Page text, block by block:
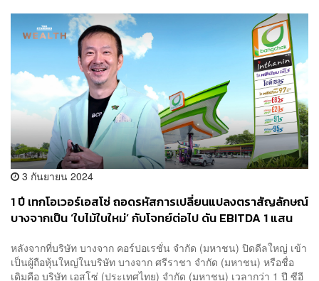
3 กันยายน 2024
1 ปี เทกโอเวอร์เอสโซ่ ถอดรหัสการเปลี่ยนแปลงตราสัญลักษณ์
บางจากเป็น ‘ใบไม้ใบใหม่’ กับโจทย์ต่อไป ดัน EBITDA 1 แสน
หลังจากที่บริษัท บางจาก คอร์ปอเรชั่น จำกัด (มหาชน) ปิดดีลใหญ่ เข้า
เป็นผู้ถือหุ้นใหญ่ในบริษัท บางจาก ศรีราชา จำกัด (มหาชน) หรือชื่อ
เดิมคือ บริษัท เอสโซ่ (ประเทศไทย) จำกัด (มหาชน) เวลากว่า 1 ปี ซีอี